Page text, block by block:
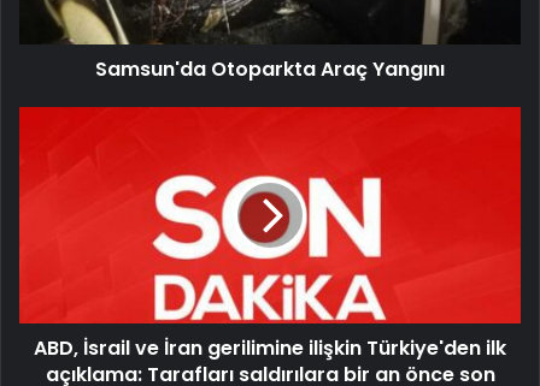
Samsun'da Otoparkta Araç Yangını
ABD, İsrail ve İran gerilimine ilişkin Türkiye'den ilk
açıklama: Tarafları saldırılara bir an önce son